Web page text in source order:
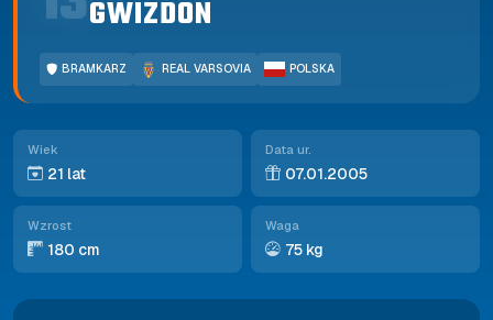
GWIZDON
BRAMKARZ REAL VARSOVIA POLSKA
Wiek
21 lat
Data ur.
07.01.2005
Wzrost
180 cm
Waga
75 kg